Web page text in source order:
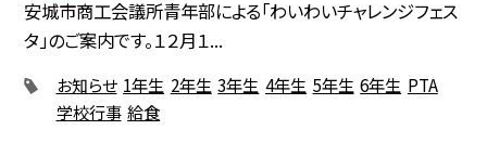
安城市商工会議所青年部による「わいわいチャレンジフェス
タ」のご案内です。１２月１...
お知らせ 1年生 2年生 3年生 4年生 5年生 6年生 PTA
学校行事 給食